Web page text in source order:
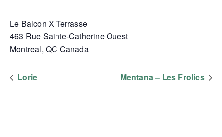
Le Balcon X Terrasse
463 Rue Sainte-Catherine Ouest
Montreal, QC Canada
Lorie Mentana – Les Frolics